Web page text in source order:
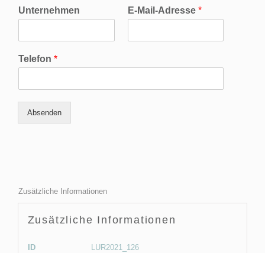
Unternehmen E-Mail-Adresse *
Telefon *
Absenden
Zusätzliche Informationen
Zusätzliche Informationen
ID
LUR2021_126